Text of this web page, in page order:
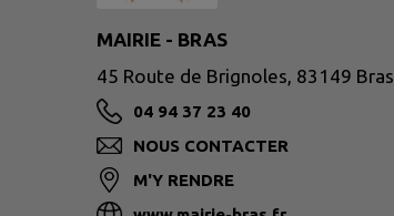
MAIRIE - BRAS
45 Route de Brignoles, 83149 Bras
04 94 37 23 40
NOUS CONTACTER
M'Y RENDRE